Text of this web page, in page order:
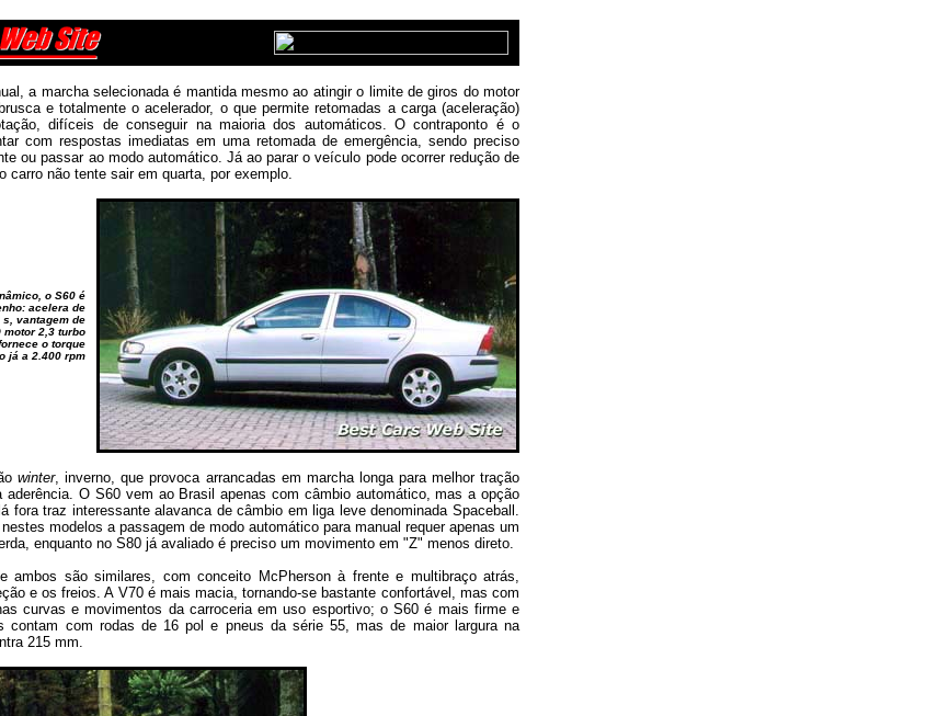
a marcha selecionada é mantida mesmo ao atingir o limite de giros do motor
e totalmente o acelerador, o que permite retomadas a carga (aceleração)
difíceis de conseguir na maioria dos automáticos. O contraponto é o
com respostas imediatas em uma retomada de emergência, sendo preciso
ou passar ao modo automático. Já ao parar o veículo pode ocorrer redução de
carro não tente sair em quarta, por exemplo.
o S60 é
acelera de
s, vantagem de
motor 2,3 turbo
o torque
já a 2.400 rpm
winter, inverno, que provoca arrancadas em marcha longa para melhor tração
aderência. O S60 vem ao Brasil apenas com câmbio automático, mas a opção
fora traz interessante alavanca de câmbio em liga leve denominada Spaceball.
modelos a passagem de modo automático para manual requer apenas um
enquanto no S80 já avaliado é preciso um movimento em "Z" menos direto.
ambos são similares, com conceito McPherson à frente e multibraço atrás,
e os freios. A V70 é mais macia, tornando-se bastante confortável, mas com
curvas e movimentos da carroceria em uso esportivo; o S60 é mais firme e
contam com rodas de 16 pol e pneus da série 55, mas de maior largura na
215 mm.